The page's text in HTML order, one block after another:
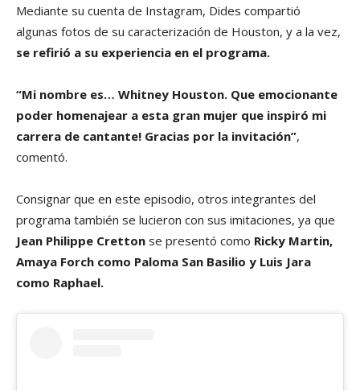
Mediante su cuenta de Instagram, Dides compartió
algunas fotos de su caracterización de Houston, y a la vez,
se refirió a su experiencia en el programa.
“Mi nombre es… Whitney Houston. Que emocionante
poder homenajear a esta gran mujer que inspiró mi
carrera de cantante! Gracias por la invitación”,
comentó.
Consignar que en este episodio, otros integrantes del
programa también se lucieron con sus imitaciones, ya que
Jean Philippe Cretton se presentó como Ricky Martin,
Amaya Forch como Paloma San Basilio y Luis Jara
como Raphael.